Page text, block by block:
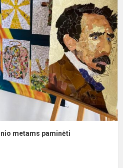
metams paminėti